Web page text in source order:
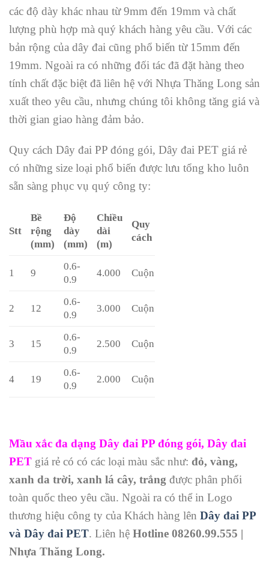
các độ dày khác nhau từ 9mm đến 19mm và chất
lượng phù hợp mà quý khách hàng yêu cầu. Với các
bản rộng của dây đai cũng phổ biến từ 15mm đến
19mm. Ngoài ra có những đối tác đã đặt hàng theo
tính chất đặc biệt đã liên hệ với Nhựa Thăng Long sản
xuất theo yêu cầu, nhưng chúng tôi không tăng giá và
thời gian giao hàng đảm bảo.
Quy cách Dây đai PP đóng gói, Dây đai PET giá rẻ
có những size loại phổ biến được lưu tổng kho luôn
sẵn sàng phục vụ quý công ty:
Stt
Bề
rộng
(mm)
Độ
dày
(mm)
Chiều
dài
(m)
Quy
cách
1 9
0.6-
0.9
4.000 Cuộn
2 12
0.6-
0.9
3.000 Cuộn
3 15
0.6-
0.9
2.500 Cuộn
4 19
0.6-
0.9
2.000 Cuộn
Mầu xắc đa dạng Dây đai PP đóng gói, Dây đai
PET giá rẻ có có các loại màu sắc như: đỏ, vàng,
xanh da trời, xanh lá cây, trắng được phân phối
toàn quốc theo yêu cầu. Ngoài ra có thể in Logo
thương hiệu công ty của Khách hàng lên Dây đai PP
và Dây đai PET. Liên hệ Hotline 08260.99.555 |
Nhựa Thăng Long.